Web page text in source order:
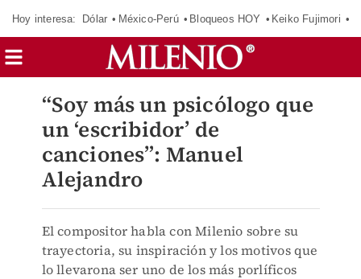
Hoy interesa: Dólar México-Perú Bloqueos HOY Keiko Fujimori
“Soy más un psicólogo que
un ‘escribidor’ de
canciones”: Manuel
Alejandro
El compositor habla con Milenio sobre su
trayectoria, su inspiración y los motivos que
lo llevarona ser uno de los más porlíficos